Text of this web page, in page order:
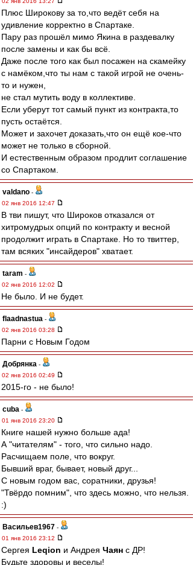
Плюс Широкову за то,что ведёт себя на
удивление корректно в Спартаке.
Пару раз прошёл мимо Якина в раздевалку
после замены и как бы всё.
Даже после того как был посажен на скамейку
с намёком,что ты нам с такой игрой не очень-
то и нужен,
не стал мутить воду в коллективе.
Если уберут тот самый пункт из контракта,то
пусть остаётся.
Может и захочет доказать,что он ещё кое-что
может не только в сборной.
И естественным образом продлит соглашение
со Спартаком.
valdano -
02 янв 2016 12:47
В тви пишут, что Широков отказался от
хитромудрых опций по контракту и весной
продолжит играть в Спартаке. Но то твиттер,
там всяких "инсайдеров" хватает.
taram -
02 янв 2016 12:02
Не было. И не будет.
flaadnastua -
02 янв 2016 03:28
Парни с Новым Годом
Добрянка -
02 янв 2016 02:49
2015-го - не было!
cuba -
01 янв 2016 23:20
Книге нашей нужно больше ада!
А "читателям" - того, что сильно надо.
Расчищаем поле, что вокруг.
Бывший враг, бывает, новый друг...
С новым годом вас, соратники, друзья!
"Твёрдо помним", что здесь можно, что нельзя.
:)
Васильев1967 -
01 янв 2016 23:12
Сергея Leqion и Андрея Чаян с ДР!
Будьте здоровы и веселы!